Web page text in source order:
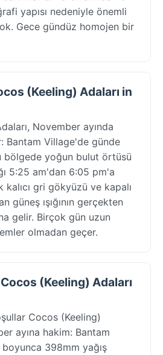
yapısı nedeniyle önemli
Gece gündüz homojen bir
(Keeling) Adaları in
November ayında
Bantam Village'de günde
bölgede yoğun bulut örtüsü
5:25 am'dan 6:05 pm'a
kalıcı gri gökyüzü ve kapalı
güneş ışığının gerçekten
gelir. Birçok gün uzun
olmadan geçer.
(Keeling) Adaları
Cocos (Keeling)
ayına hakim: Bantam
398mm yağış